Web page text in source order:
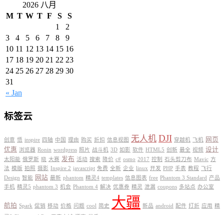
2026 八月
M T W T F S S
« Jan
1
2
3
4 5 6 7 8
9
10 11 12 13 14 15 16
17 18 19 20 21 22 23
24 25 26 27 28 29 30
31
标签云
创意 悟 inspire 四轴 中国 理由 购买 折扣 信息视图 无人机 DJI 穿越机 飞机 网页
优惠 浏览器 Ronin wordpress 照片 战斗机 3D 如影 软件 HTML5 创新 最全 视频 设计
太阳能 俄罗斯 晓 大赛 发布 活动 搜索 降价 c# osmo 2017 控制 石头剪刀布 Mavic 方
法 模版 拍照 摄影 Inspire 2 javascript 免费 全新 企业 linux 开发 PHP 手表 教程 飞行
Design 智能 网站 最新 phantom 精灵4 templates 信息图表 free Phantom 3 Standard
产品
手机 精灵5 phantom 3 机会 Phantom 4 解决 优惠券 精灵 泄漏 coupons 多站点 办公室
航拍 Spark 促销 移动 价格 问题 cool 简史 大疆 新品 android 配件 打折 应用 精